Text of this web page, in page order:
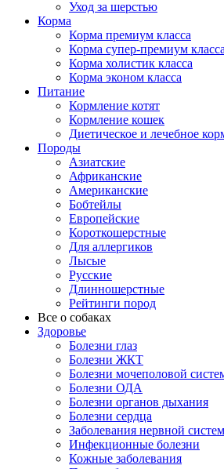
Уход за шерстью
Корма
Корма премиум класса
Корма супер-премиум класса
Корма холистик класса
Корма эконом класса
Питание
Кормление котят
Кормление кошек
Диетическое и лечебное
Породы
Азиатские
Африканские
Американские
Бобтейлы
Европейские
Короткошерстные
Для аллергиков
Лысые
Русские
Длинношерстные
Рейтинги пород
Все о собаках
Здоровье
Болезни глаз
Болезни ЖКТ
Болезни мочеполовой
Болезни ОДА
Болезни органов дыхания
Болезни сердца
Заболевания нервной
Инфекционные болезни
Кожные заболевания